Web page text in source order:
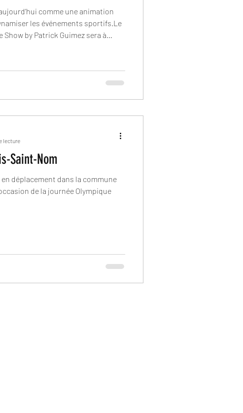
comme une animation
les événements sportifs.Le
Show by Patrick Guimez sera à
Saint-Nom
déplacement dans la commune
de la journée Olympique
lecture